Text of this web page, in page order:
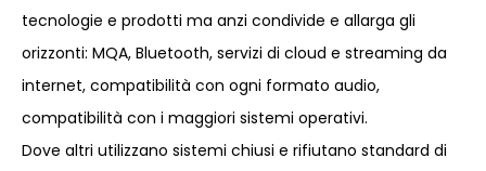
tecnologie e prodotti ma anzi condivide e allarga gli
orizzonti: MQA, Bluetooth, servizi di cloud e streaming da
internet, compatibilità con ogni formato audio,
compatibilità con i maggiori sistemi operativi.
Dove altri utilizzano sistemi chiusi e rifiutano standard di